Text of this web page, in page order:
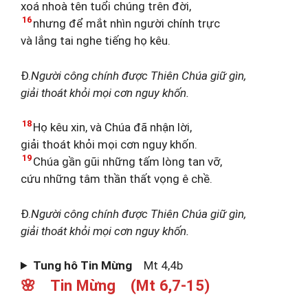
xoá nhoà tên tuổi chúng trên đời,
16 nhưng để mắt nhìn người chính trực
và lắng tai nghe tiếng họ kêu.
Đ.Người công chính được Thiên Chúa giữ gìn,
giải thoát khỏi mọi cơn nguy khốn.
18 Họ kêu xin, và Chúa đã nhận lời,
giải thoát khỏi mọi cơn nguy khốn.
19 Chúa gần gũi những tấm lòng tan vỡ,
cứu những tâm thần thất vọng ê chề.
Đ.Người công chính được Thiên Chúa giữ gìn,
giải thoát khỏi mọi cơn nguy khốn.
Tung hô Tin Mừng Mt 4,4b
🌸 Tin Mừng (Mt 6,7-15)